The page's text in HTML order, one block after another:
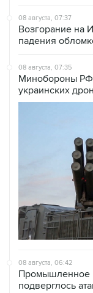
08 августа, 07:37
Возгорание на
падения
08 августа, 07:35
Минобороны РФ
украинских
08 августа, 06:42
Промышленное
подверглось